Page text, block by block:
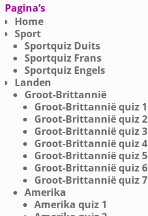
Pagina’s
Home
Sport
Sportquiz Duits
Sportquiz Frans
Sportquiz Engels
Landen
Groot-Brittannië
Groot-Brittannië quiz 1
Groot-Brittannië quiz 2
Groot-Brittannië quiz 3
Groot-Brittannië quiz 4
Groot-Brittannië quiz 5
Groot-Brittannië quiz 6
Groot-Brittannië quiz 7
Amerika
Amerika quiz 1